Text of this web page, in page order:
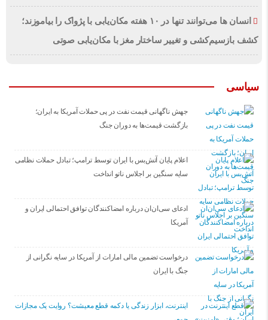
انسان‌ ها می‌توانند تنها در ۱۰ هفته مکان‌یابی با پژواک را بیاموزند؛
کشف بازسیم‌کشی و تغییر ساختار مغز با مکان‌یابی صوتی
سیاسی
جهش ناگهانی قیمت نفت در پی حملات آمریکا به ایران؛
بازگشت قیمت‌ها به دوران جنگ
اعلام پایان آتش‌بس با ایران توسط ترامپ؛ تبادل حملات نظامی
سایه سنگین بر اجلاس ناتو انداخت
ادعای سی‌ان‌ان درباره امضاکنندگان توافق احتمالی ایران و
آمریکا
درخواست تضمین مالی امارات از آمریکا در سایه نگرانی از
جنگ با ایران
اینترنت، ابزار زندگی یا دکمه قطع معیشت؟ روایت یک مجازات